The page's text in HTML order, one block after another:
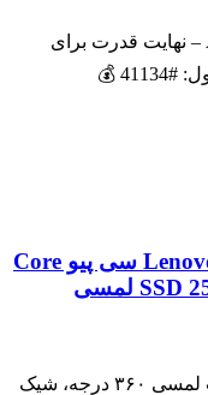
199,000,000 تومان
💻 لپتاپ ASUS TUF Gaming F15 FX507 – نهایت قدرت برای
💰
لپ‌تاپ 360 درجه استوک Lenovo Edge 2 سی پیو Core
39,900,000 تومان 💻 لپ تاپ Lenovo Edge 2-1580 – لپ‌تاپ لمسی ۳۶۰ درجه، شیک